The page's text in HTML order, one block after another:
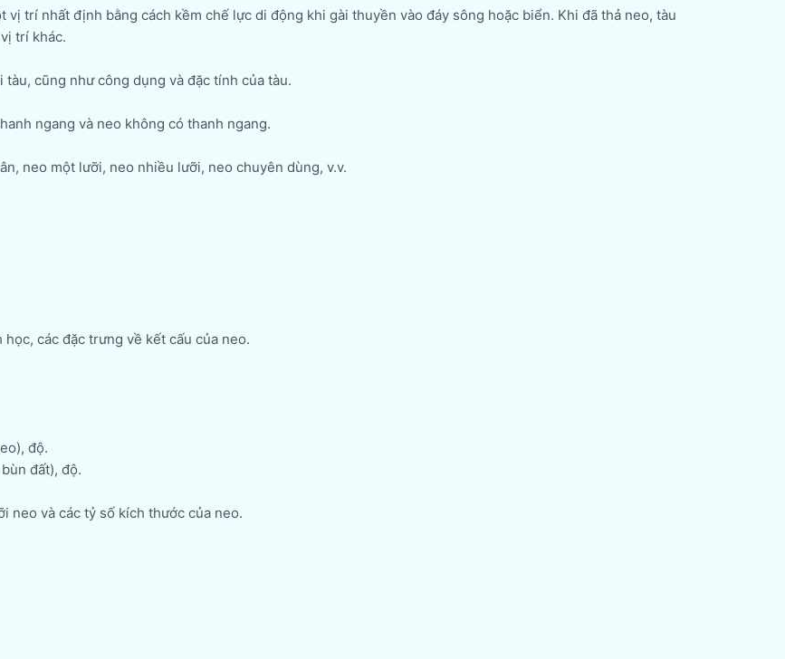
trí nhất định bằng cách kềm chế lực di động khi gài thuyền vào đáy sông hoặc biển. Khi đã thả neo, tàu
trí khác.
cũng như công dụng và đặc tính của tàu.
ngang và neo không có thanh ngang.
neo một lưỡi, neo nhiều lưỡi, neo chuyên dùng, v.v.
các đặc trưng về kết cấu của neo.
độ.
đất), độ.
neo và các tỷ số kích thước của neo.